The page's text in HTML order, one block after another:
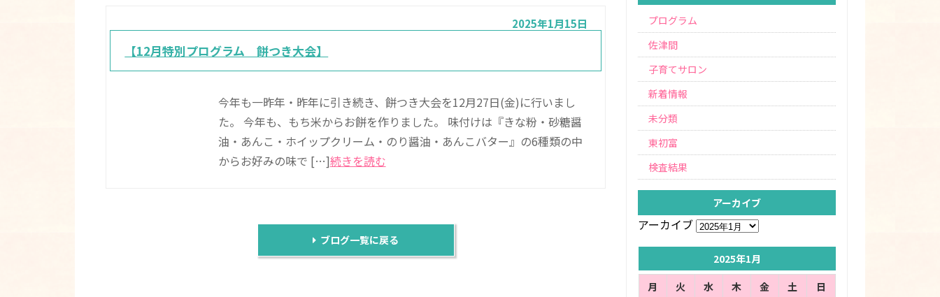
2025年1月15日
【12月特別プログラム 餅つき大会】
今年も一昨年・昨年に引き続き、餅つき大会を12月27日(金)に行いまし
た。 今年も、もち米からお餅を作りました。 味付けは『きな粉・砂糖醤
油・あんこ・ホイップクリーム・のり醤油・あんこバター』の6種類の中
からお好みの味で […]続きを読む
ブログ一覧に戻る
プログラム
佐津間
子育てサロン
新着情報
未分類
東初富
検査結果
アーカイブ
アーカイブ
2025年1月
月
火 水 木 金 土
日